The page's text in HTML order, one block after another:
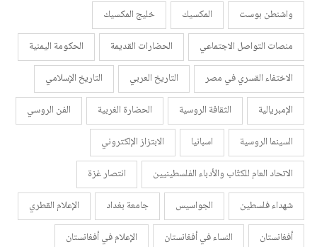
واشنطن بوست المكسيك
خليج المكسيك
منصات التواصل الاجتماعي
الحضارات القديمة
الحكومة اليمنية
الاختفاء القسري في مصر
التاريخ العربي
التاريخ الإسلامي
الإمبريالية
الثقافة الروسية الحضارة الغربية
الفن الروسي
السينما الروسية
اسبانيا
الابتزاز الإلكتروني
الاتحاد العام للكتّاب والأدباء الفلسطينيين
انتصار غزة
شهداء فلسطين
الجواسيس جامعة بغداد
الإعلام القطري
أفغانستان
النساء في أفغانستان
الإعلام في أفغانستان